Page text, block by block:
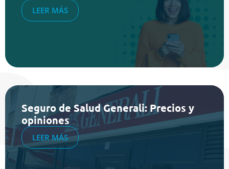
LEER MÁS
Seguro de Salud Generali: Precios y
opiniones
LEER MÁS